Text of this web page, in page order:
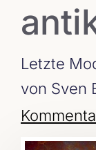
Letzte
von Sven